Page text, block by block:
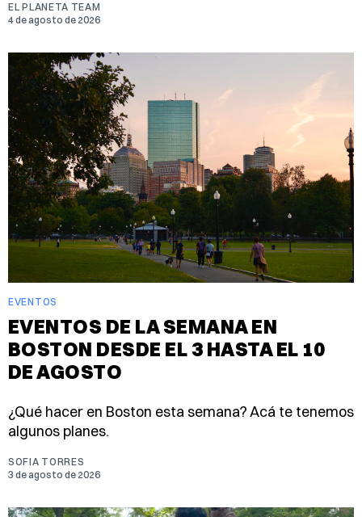
EL PLANETA TEAM
4 de agosto de 2026
EVENTOS
EVENTOS DE LA SEMANA EN
BOSTON DESDE EL 3 HASTA EL 10
DE AGOSTO
¿Qué hacer en Boston esta semana? Acá te tenemos
algunos planes.
SOFIA TORRES
3 de agosto de 2026